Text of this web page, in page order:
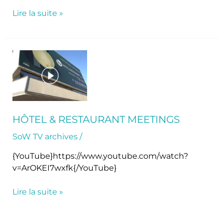
Lire la suite »
HÔTEL & RESTAURANT MEETINGS
SoW TV archives/
{YouTube}https://www.youtube.com/watch?
v=ArOKEI7wxfk{/YouTube}
Hôtel
&
Restaurant
Meetings
Lire la suite »